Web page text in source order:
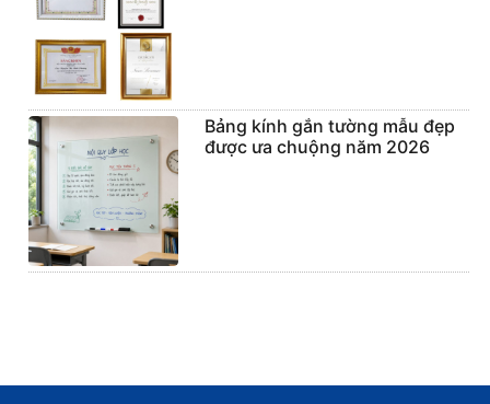
Bảng kính gắn tường mẫu đẹp
được ưa chuộng năm 2026